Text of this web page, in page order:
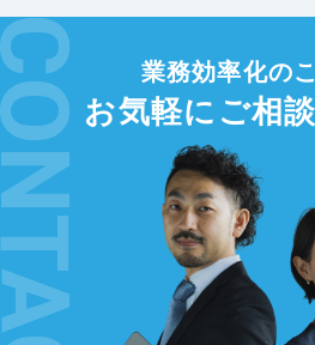
業務効率化の
お気軽にご相